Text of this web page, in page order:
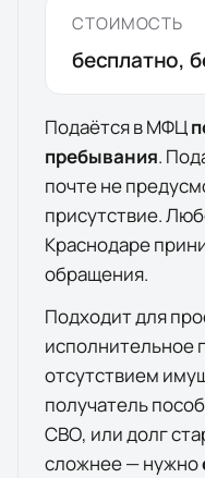
СТОИМОСТЬ
бесплатно,
Подаётся в МФЦ
пребывания.
почте не
присутствие.
Краснодаре
обращения.
Подходит для
исполнительное
отсутствием
получатель
СВО, или долг
сложнее — нужно